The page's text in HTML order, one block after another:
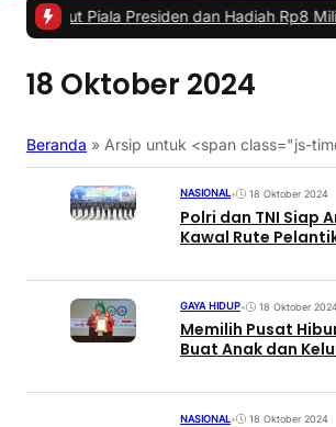
Piala Presiden dan Hadiah Rp8 Miliar|#2 -
18 Oktober 2024
Beranda » Arsip untuk <span class="js-
NASIONAL• 18 Oktober 2024
Polri dan TNI Siap
Kawal Rute
GAYA HIDUP• 18 Oktober
Memilih Pusat
Buat Anak dan
NASIONAL• 18 Oktober 2024